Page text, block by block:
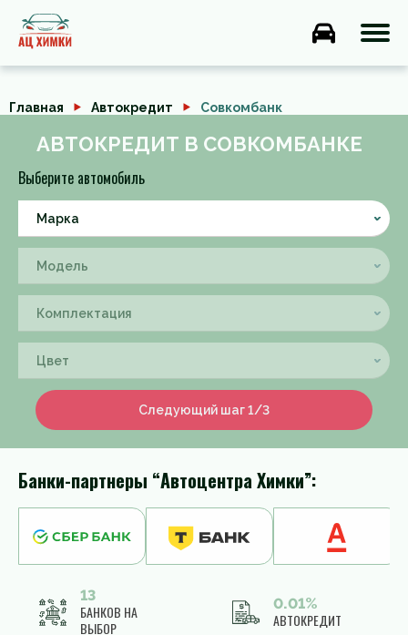
Главная Автокредит Совкомбанк
АВТОКРЕДИТ В СОВКОМБАНКЕ
Выберите автомобиль
Следующий шаг 1/3
13
БАНКОВ НА
ВЫБОР
0.01%
АВТОКРЕДИТ
Банки-партнеры “Автоцентра Химки”: